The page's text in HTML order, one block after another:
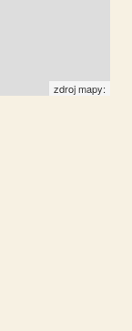
zdroj mapy: